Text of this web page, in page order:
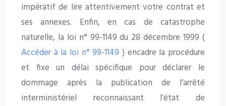
impératif de lire attentivement votre contrat et
ses annexes. Enfin, en cas de catastrophe
naturelle, la loi n° 99-1149 du 28 décembre 1999 (
Accéder à la loi n° 99-1149 ) encadre la procédure
et fixe un délai spécifique pour déclarer le
dommage après la publication de l’arrêté
interministériel reconnaissant l’état de